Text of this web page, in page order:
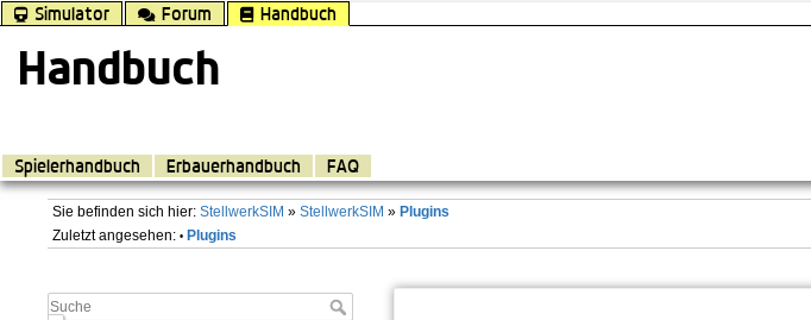
Simulator Forum Handbuch
Handbuch
Spielerhandbuch Erbauerhandbuch FAQ
Sie befinden sich hier:StellwerkSIM »StellwerkSIM » Plugins
Zuletzt angesehen: • Plugins